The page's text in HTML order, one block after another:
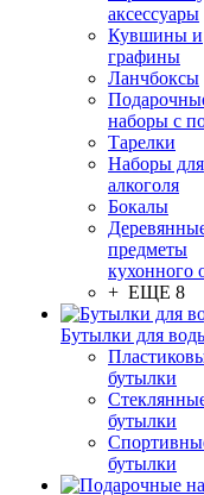
аксессуары
Кувшины и
графины
Ланчбоксы
наборы с
Тарелки
Наборы для
алкоголя
Бокалы
предметы
кухонного
+ ЕЩЕ 8
Бутылки для
бутылки
бутылки
бутылки